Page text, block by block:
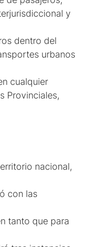
y
dentro del
urbanos
cualquier
Provinciales,
nacional,
con las
tanto que para